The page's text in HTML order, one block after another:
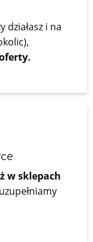
działasz i na
w sklepach